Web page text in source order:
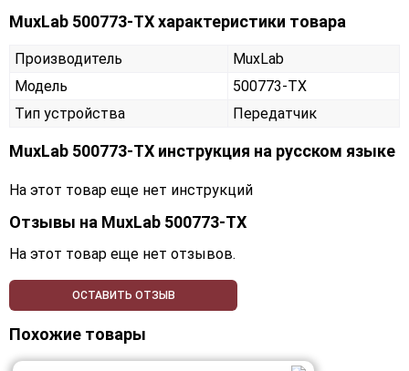
MuxLab 500773-TX характеристики товара
Производитель
MuxLab
Модель
500773-TX
Тип устройства
Передатчик
MuxLab 500773-TX инструкция на русском языке
На этот товар еще нет инструкций
Отзывы на MuxLab 500773-TX
На этот товар еще нет отзывов.
ОСТАВИТЬ ОТЗЫВ
Похожие товары